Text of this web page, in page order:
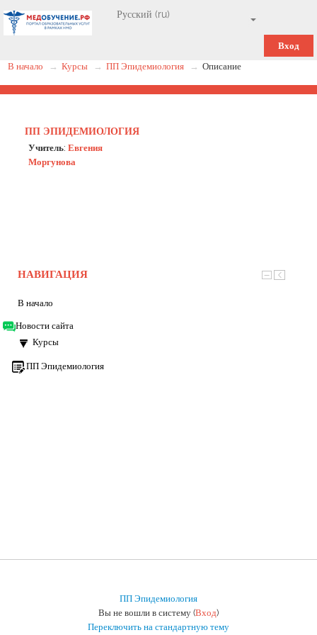
Вход
В начало
→ Курсы → ПП Эпидемиология → Описание
ПП ЭПИДЕМИОЛОГИЯ
Учитель: Евгения
Моргунова
НАВИГАЦИЯ
В начало
Новости сайта
Курсы
ПП Эпидемиология
ПП Эпидемиология
Вы не вошли в систему (Вход)
Переключить на стандартную тему